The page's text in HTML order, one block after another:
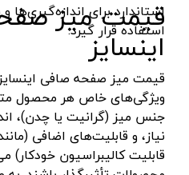
حدیده زن شارژی
کیت ابزار شارژی
ماساژور شارژی
پولیش شارژی
انواع قیچی شارژی
فارسی بر کنزاکس
کلاسیک - Classic
آلپینوکس - ALPINOX
استابیلا - STABILA
اس بی سی - SBC
متفرقه - Other
گریتک - GREATEC
سفید - نقره‌ای
زرد - نقره‌ای
قهوه‌ای - نقره‌ای
آبی -نقره‌ای
آبی-نقره‌ای-مشکی
طلایی
استاندارد برای
استفاده قرار گیرد.
قیمت میز
اینسایز
قیمت میز صفحه صافی اینسایز
ویژگی‌های خاص هر محصول
جنس میز (گرانیت یا چدن)،
نیاز، و قابلیت‌های اضافی
قابلیت کالیبراسیون خودکار)